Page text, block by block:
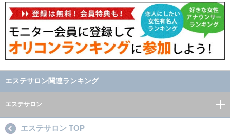
エステサロン関連ランキング
エステサロン
エステサロン TOP